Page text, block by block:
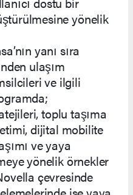
yönelik
yanı sıra
ulaşım
ve ilgili
toplu taşıma
dijital mobilite
ve yaya
yönelik örnekler
çevresinde